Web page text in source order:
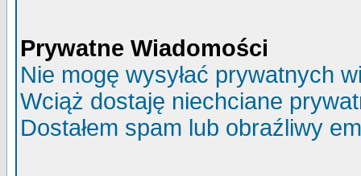
Prywatne Wiadomości
Nie mogę wysyłać prywatnych
Wciąż dostaję niechciane
Dostałem spam lub obraźliwy